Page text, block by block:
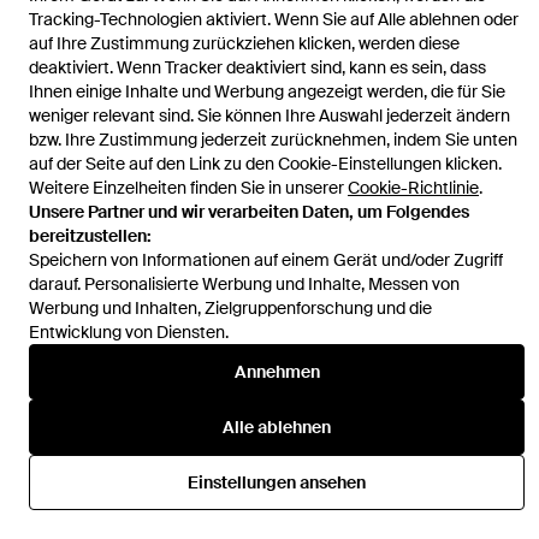
Tracking-Technologien aktiviert. Wenn Sie auf Alle ablehnen oder
auf Ihre Zustimmung zurückziehen klicken, werden diese
deaktiviert. Wenn Tracker deaktiviert sind, kann es sein, dass
Ihnen einige Inhalte und Werbung angezeigt werden, die für Sie
weniger relevant sind. Sie können Ihre Auswahl jederzeit ändern
bzw. Ihre Zustimmung jederzeit zurücknehmen, indem Sie unten
auf der Seite auf den Link zu den Cookie-Einstellungen klicken.
Weitere Einzelheiten finden Sie in unsererCookie-Richtlinie.
Unsere Partner und wir verarbeiten Daten, um Folgendes
bereitzustellen:
Speichern von Informationen auf einem Gerät und/oder Zugriff
darauf. Personalisierte Werbung und Inhalte, Messen von
Werbung und Inhalten, Zielgruppenforschung und die
Entwicklung von Diensten.
Annehmen
Alle ablehnen
Einstellungen ansehen
Hilfe und Informationen